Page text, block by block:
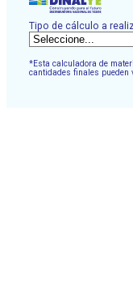
Tipo de cálculo a
*Esta calculadora de
cantidades finales pueden